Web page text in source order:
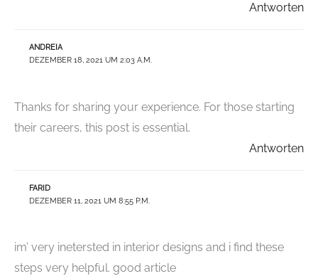
Antworten
ANDREIA
DEZEMBER 18, 2021 UM 2:03 A.M.
Thanks for sharing your experience. For those starting
their careers, this post is essential.
Antworten
FARID
DEZEMBER 11, 2021 UM 8:55 P.M.
im’ very inetersted in interior designs and i find these
steps very helpful. good article